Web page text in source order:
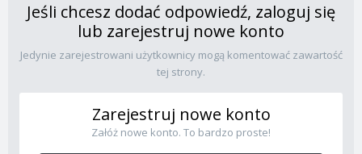
Jeśli chcesz dodać odpowiedź, zaloguj się
lub zarejestruj nowe konto
Jedynie zarejestrowani użytkownicy mogą komentować zawartość
tej strony.
Zarejestruj nowe konto
Załóż nowe konto. To bardzo proste!